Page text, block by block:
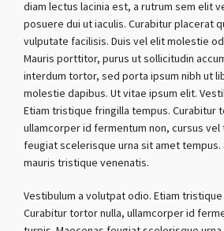
diam lectus lacinia est, a rutrum sem elit
posuere dui ut iaculis. Curabitur placerat
vulputate facilisis. Duis vel elit molestie
Mauris porttitor, purus ut sollicitudin
interdum tortor, sed porta ipsum nibh ut
molestie dapibus. Ut vitae ipsum elit.
Etiam tristique fringilla tempus. Curabitur
ullamcorper id fermentum non, cursus vel
feugiat scelerisque urna sit amet
mauris tristique venenatis.
Vestibulum a volutpat odio. Etiam
Curabitur tortor nulla, ullamcorper id